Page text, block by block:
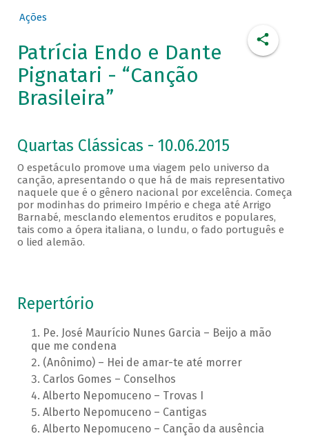
Ações
Patrícia Endo e Dante
Pignatari - “Canção
Brasileira”
Quartas Clássicas - 10.06.2015
O espetáculo promove uma viagem pelo universo da
canção, apresentando o que há de mais representativo
naquele que é o gênero nacional por excelência. Começa
por modinhas do primeiro Império e chega até Arrigo
Barnabé, mesclando elementos eruditos e populares,
tais como a ópera italiana, o lundu, o fado português e
o lied alemão.
Repertório
Pe. José Maurício Nunes Garcia – Beijo a mão
que me condena
(Anônimo) – Hei de amar-te até morrer
Carlos Gomes – Conselhos
Alberto Nepomuceno – Trovas I
Alberto Nepomuceno – Cantigas
Alberto Nepomuceno – Canção da ausência